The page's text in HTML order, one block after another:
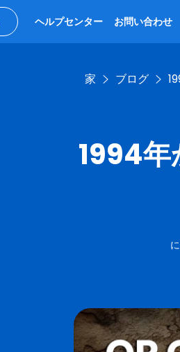
ヘルプセンター お問い合わせ
家 ブログ
1994年
に